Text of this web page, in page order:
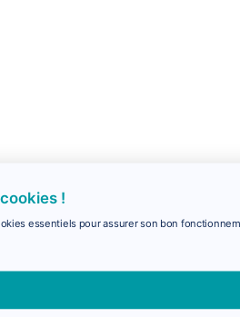
!
essentiels pour assurer son bon